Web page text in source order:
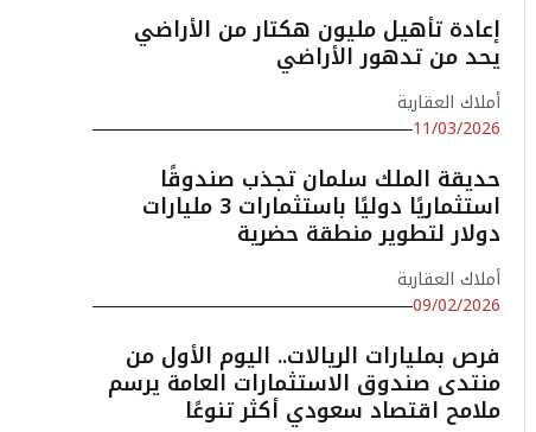
إعادة تأهيل مليون هكتار من الأراضي
يحد من تدهور الأراضي
أملاك العقارية
11/03/2026
حديقة الملك سلمان تجذب صندوقًا
استثماريًا دوليًا باستثمارات 3 مليارات
دولار لتطوير منطقة حضرية
أملاك العقارية
09/02/2026
فرص بمليارات الريالات.. اليوم الأول من
منتدى صندوق الاستثمارات العامة يرسم
ملامح اقتصاد سعودي أكثر تنوعًا